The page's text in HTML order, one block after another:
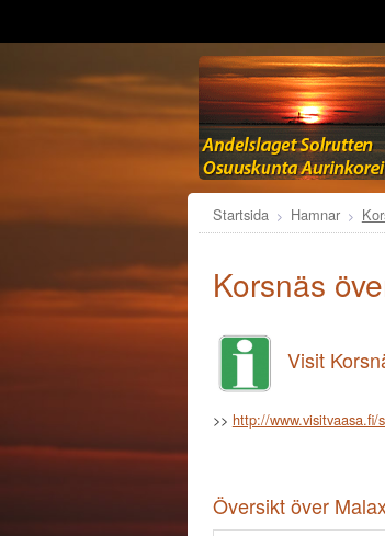
Startsida Hamnar
Korsnäs
Visit
>> http://www.visitvaasa.fi/
Översikt över